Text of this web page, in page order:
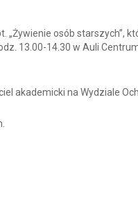
GODZIN
osób starszych”,
13.00-14.30 w Auli
akademicki na Wydziale